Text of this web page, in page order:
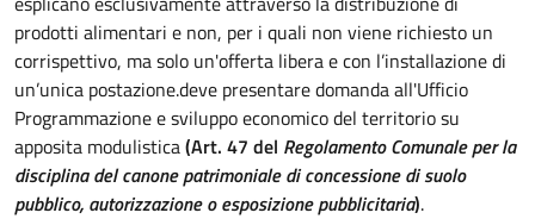
prodotti alimentari e non, per i quali non viene richiesto un
corrispettivo, ma solo un'offerta libera e con l’installazione di
un’unica postazione.deve presentare domanda all'Ufficio
Programmazione e sviluppo economico del territorio su
apposita modulistica(Art. 47 del Regolamento Comunale per la
disciplina del canone patrimoniale di concessione di suolo
pubblico, autorizzazione o esposizione pubblicitaria).